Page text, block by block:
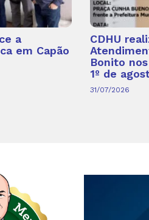
a
em Capão
CDHU
Bonito
1º de
31/07/2026